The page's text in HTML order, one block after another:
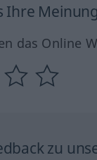
Ihre
das Online
zu